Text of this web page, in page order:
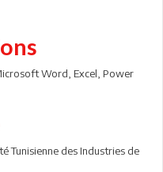
Word, Excel, Power
Tunisienne des Industries de